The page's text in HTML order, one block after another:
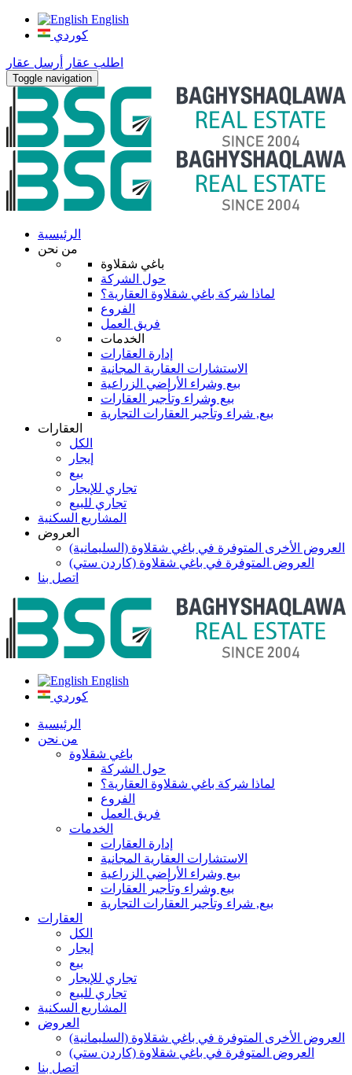
English
كوردي
اطلب عقار أرسل عقار
Toggle navigation
الرئيسية
من نحن
باغي شقلاوة
حول الشركة
لماذا شركة باغي شقلاوة العقارية؟
الفروع
فريق العمل
الخدمات
إدارة العقارات
الاستشارات العقارية المجانية
بيع وشراء الأراضي الزراعية
بيع وشراء وتأجير العقارات
بيع, شراء وتأجير العقارات التجارية
العقارات
الكل
إيجار
بيع
تجاري للإيجار
تجاري للبيع
المشاريع السكنية
العروض
العروض الأخرى المتوفرة في باغي شقلاوة (السليمانية)
العروض المتوفرة في باغي شقلاوة (كاردن ستي)
اتصل بنا
English
كوردي
الرئيسية
من نحن
باغي شقلاوة
حول الشركة
لماذا شركة باغي شقلاوة العقارية؟
الفروع
فريق العمل
الخدمات
إدارة العقارات
الاستشارات العقارية المجانية
بيع وشراء الأراضي الزراعية
بيع وشراء وتأجير العقارات
بيع, شراء وتأجير العقارات التجارية
العقارات
الكل
إيجار
بيع
تجاري للإيجار
تجاري للبيع
المشاريع السكنية
العروض
العروض الأخرى المتوفرة في باغي شقلاوة (السليمانية)
العروض المتوفرة في باغي شقلاوة (كاردن ستي)
اتصل بنا